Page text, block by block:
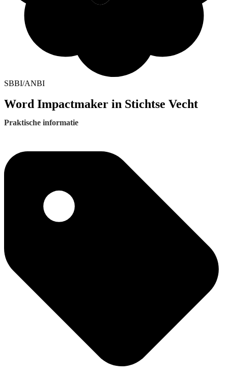
SBBI/ANBI
Word Impactmaker in Stichtse Vecht
Praktische informatie